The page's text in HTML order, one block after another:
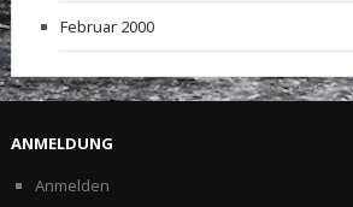
Februar 2000
ANMELDUNG
Anmelden